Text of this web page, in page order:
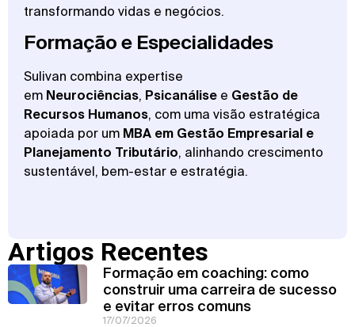
transformando vidas e negócios.
Formação e Especialidades
Sulivan combina expertise
em Neurociências, Psicanálise e Gestão de
Recursos Humanos, com uma visão estratégica
apoiada por um MBA em Gestão Empresarial e
Planejamento Tributário, alinhando crescimento
sustentável, bem-estar e estratégia.
Artigos Recentes
Formação em coaching: como
construir uma carreira de sucesso
e evitar erros comuns
17/07/2026